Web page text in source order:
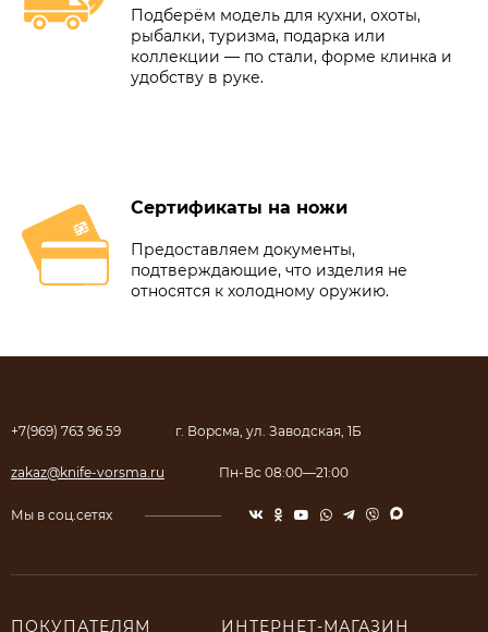
Подберём модель для кухни, охоты,
рыбалки, туризма, подарка или
коллекции — по стали, форме клинка и
удобству в руке.
Сертификаты на ножи
Предоставляем документы,
подтверждающие, что изделия не
относятся к холодному оружию.
+7(969) 763 96 59 г. Ворсма, ул. Заводская, 1Б
zakaz@knife-vorsma.ru Пн-Вс 08:00—21:00
Мы в соц.сетях
ПОКУПАТЕЛЯМ ИНТЕРНЕТ-МАГАЗИН